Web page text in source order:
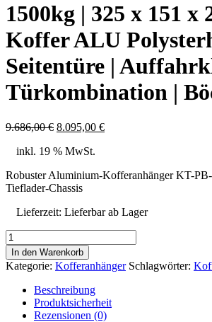
1500kg | 325 x 151 x
Koffer ALU
Seitentüre |
Türkombination |
9.686,00€ Ursprünglicher
war:
8.095,00 €Aktueller
inkl. 19 % MwSt.
Robuster Aluminium‑Kofferanhänger KT-
Tieflader‑Chassis
Lieferzeit: Lieferbar ab Lager
1500kg
|
325
x
In den Warenkorb
Kategorie: Kofferanhänger Schlagwörter:
Beschreibung
Produktsicherheit
Rezensionen (0)